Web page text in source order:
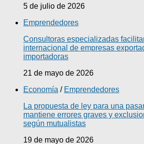
5 de julio de 2026
Emprendedores
Consultoras especializadas
internacional de empresas
importadoras
21 de mayo de 2026
Economía / Emprendedores
La propuesta de ley para una
mantiene errores graves y
según mutualistas
19 de mayo de 2026